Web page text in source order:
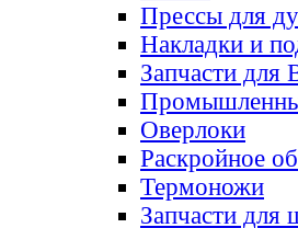
Прессы для
Накладки и
Запчасти для
Оверлоки
Раскройное
Термоножи
Запчасти